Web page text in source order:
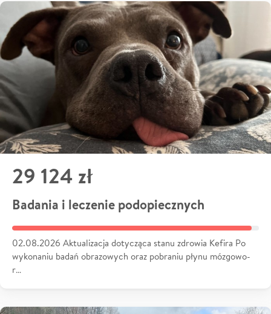
29 124 zł
Badania i leczenie podopiecznych
02.08.2026 Aktualizacja dotycząca stanu zdrowia Kefira Po
wykonaniu badań obrazowych oraz pobraniu płynu mózgowo-
r…